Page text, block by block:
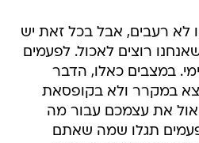
לא רעבים, אבל בכל זאת יש
רוצים לאכול. לפעמים
במצבים כאלו, הדבר
במקרר ולא בקופסאת
את עצמכם עבור מה
תגלו שמה שאתם